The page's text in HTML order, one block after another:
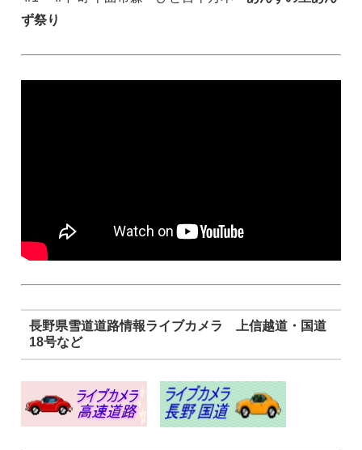
ず祭り
長野県雪道道路情報ライブカメラ 上信越道・国道
18号など